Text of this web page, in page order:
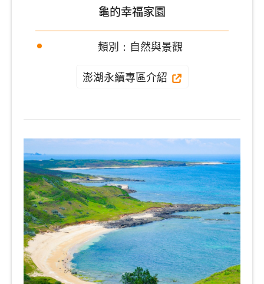
龜的幸福家園
類別：自然與景觀
澎湖永續專區介紹